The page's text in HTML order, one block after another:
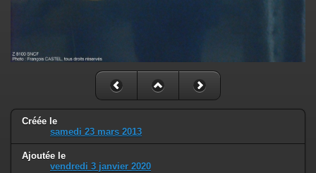
Créée le
samedi 23 mars 2013
Ajoutée le
vendredi 3 janvier 2020